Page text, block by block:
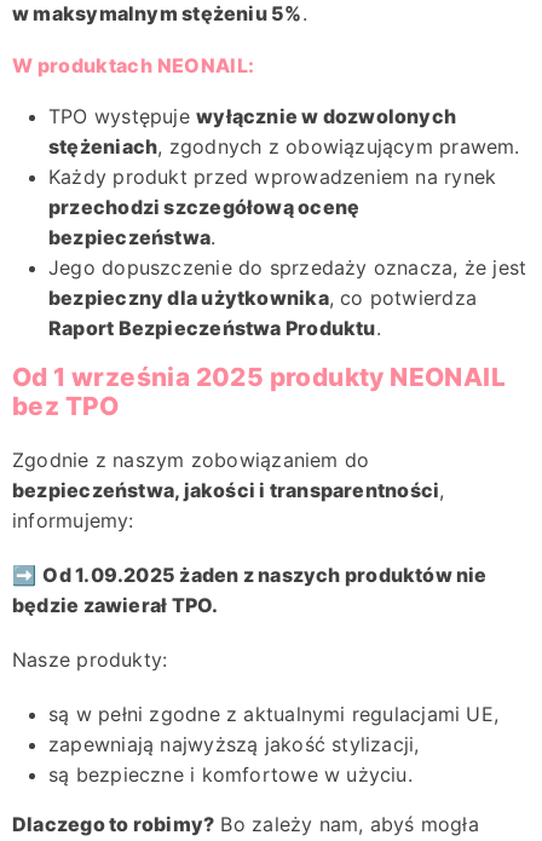
w maksymalnym stężeniu 5%.
W produktach NEONAIL:
TPO występujewyłącznie w dozwolonych
stężeniach, zgodnych z obowiązującym prawem.
Każdy produkt przed wprowadzeniem na rynek
przechodzi szczegółową ocenę
bezpieczeństwa.
Jego dopuszczenie do sprzedaży oznacza, że jest
bezpieczny dla użytkownika, co potwierdza
Raport Bezpieczeństwa Produktu.
Od 1 września 2025 produkty NEONAIL
bez TPO
Zgodnie z naszym zobowiązaniem do
bezpieczeństwa, jakości i transparentności,
informujemy:
➡️Od 1.09.2025 żaden z naszych produktów nie
będzie zawierał TPO.
Nasze produkty:
są w pełni zgodne z aktualnymi regulacjami UE,
zapewniają najwyższą jakość stylizacji,
są bezpieczne i komfortowe w użyciu.
Dlaczego to robimy? Bo zależy nam, abyś mogła